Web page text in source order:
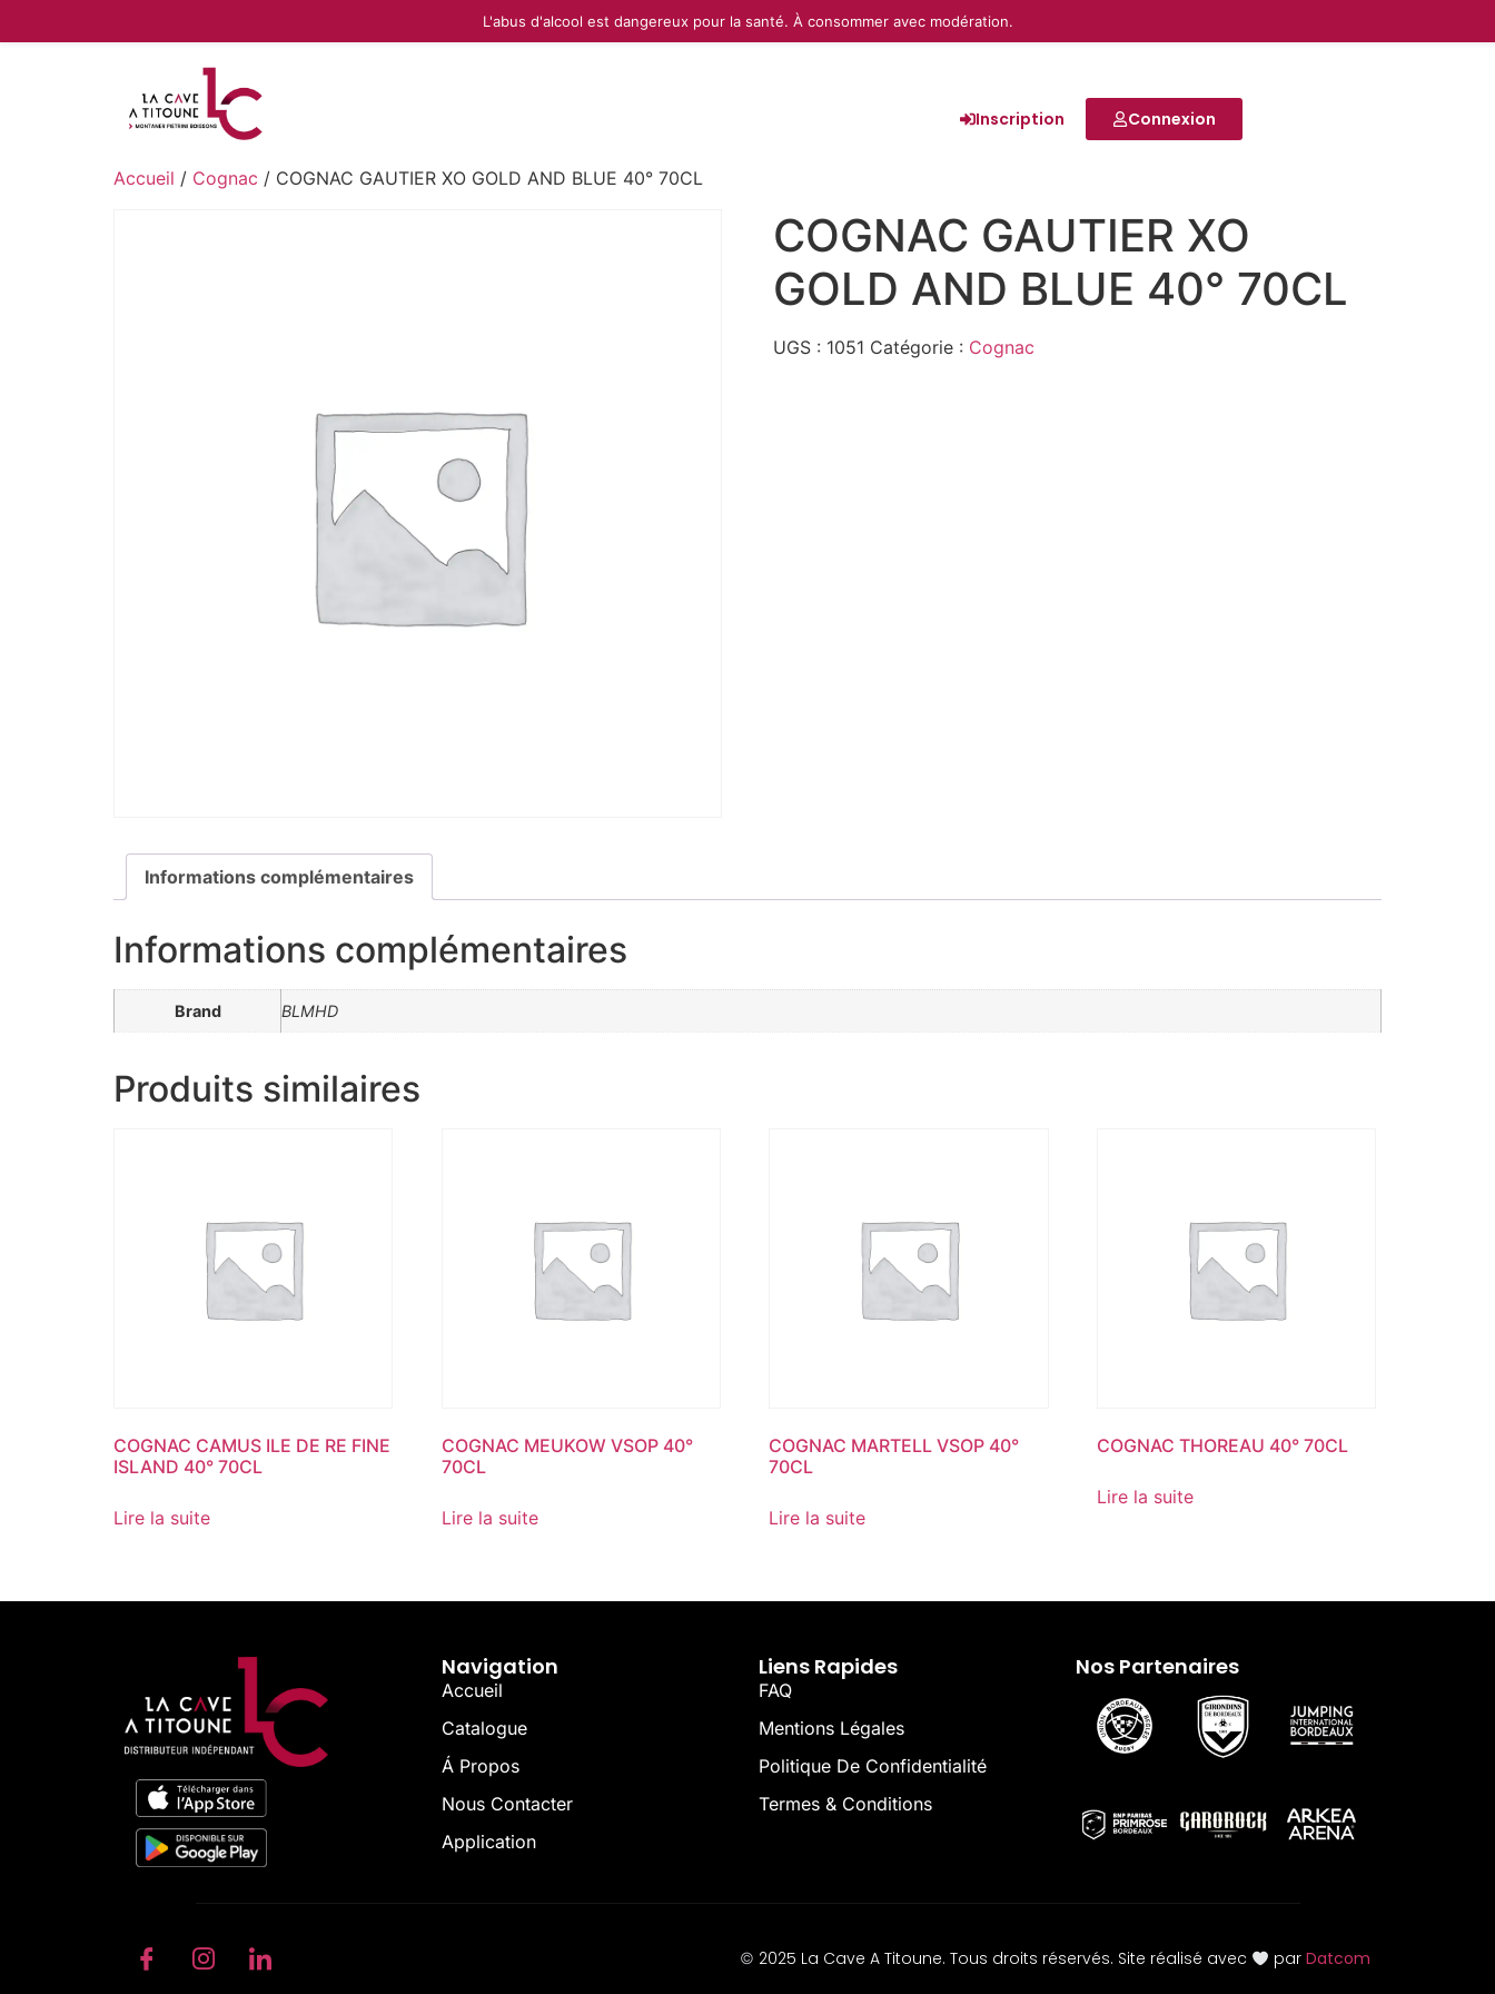
Inscription Connexion
Accueil / Cognac / COGNAC GAUTIER XO GOLD AND BLUE 40° 70CL
COGNAC GAUTIER XO
GOLD AND BLUE 40° 70CL
UGS : 1051 Catégorie : Cognac
Informations complémentaires
Informations complémentaires
Brand BLMHD
Produits similaires
COGNAC CAMUS ILE DE RE FINE
ISLAND 40° 70CL
Lire la suite
COGNAC MEUKOW VSOP 40°
70CL
Lire la suite
COGNAC MARTELL VSOP 40°
70CL
Lire la suite
COGNAC THOREAU 40° 70CL
Lire la suite
Navigation
Accueil
Catalogue
Á Propos
Nous Contacter
Application
Liens Rapides
FAQ
Mentions Légales
Politique De Confidentialité
Termes & Conditions
Nos Partenaires
© 2025 La Cave A Titoune. Tous droits réservés. Site réalisé avec par Datcom
L'abus d'alcool est dangereux pour la santé. À consommer avec modération.